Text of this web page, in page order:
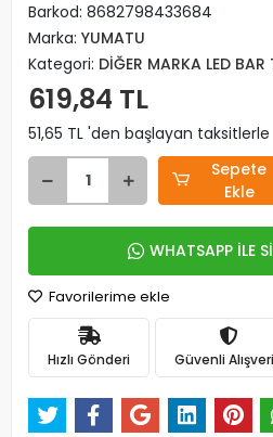
Barkod: 8682798433684
Marka: YUMATU
Kategori: DİĞER MARKA LED BAR
619,84 TL
51,65 TL 'den başlayan taksitlerle
Sepete
Ekle
WHATSAPP İLE
Favorilerime ekle
Hızlı Gönderi Güvenli